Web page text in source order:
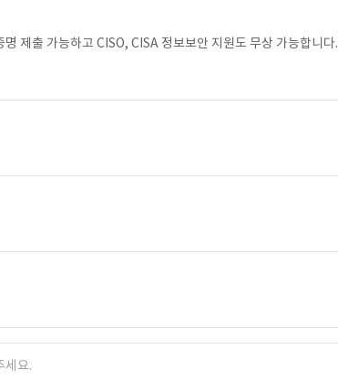
제출 가능하고 CISO, CISA 정보보안 지원도 무상 가능합니다.
세요.